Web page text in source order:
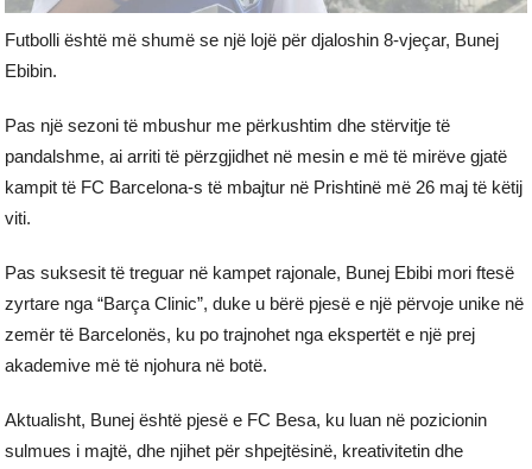
Futbolli është më shumë se një lojë për djaloshin 8-vjeçar, Bunej
Ebibin.
Pas një sezoni të mbushur me përkushtim dhe stërvitje të
pandalshme, ai arriti të përzgjidhet në mesin e më të mirëve gjatë
kampit të FC Barcelona-s të mbajtur në Prishtinë më 26 maj të këtij
viti.
Pas suksesit të treguar në kampet rajonale, Bunej Ebibi mori ftesë
zyrtare nga “Barça Clinic”, duke u bërë pjesë e një përvoje unike në
zemër të Barcelonës, ku po trajnohet nga ekspertët e një prej
akademive më të njohura në botë.
Aktualisht, Bunej është pjesë e FC Besa, ku luan në pozicionin
sulmues i majtë, dhe njihet për shpejtësinë, kreativitetin dhe